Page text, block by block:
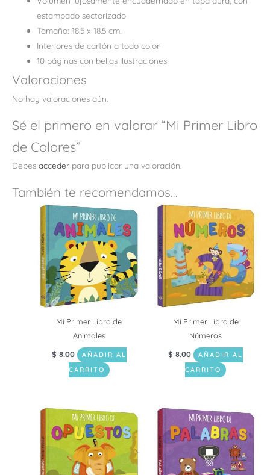
estampado sectorizado
Tamaño: 18.5 x 18.5 cm.
Interiores de cartón a todo color
10 páginas con bellas Ilustraciones
Valoraciones
No hay valoraciones aún.
Sé el primero en valorar “Mi Primer Libro
de Colores”
Debes acceder para publicar una valoración.
También te recomendamos…
Mi Primer Libro de
Animales
$ 8.00
AÑADIR AL
CARRITO
Mi Primer Libro de
Números
$ 8.00
AÑADIR AL
CARRITO